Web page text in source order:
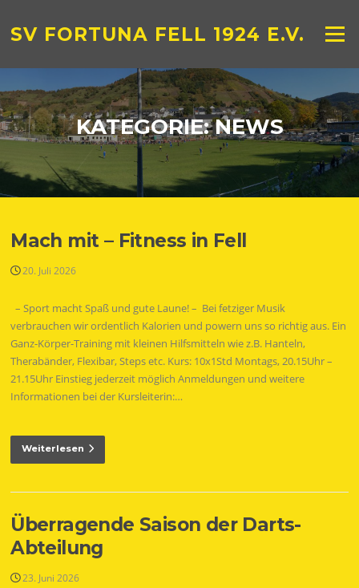
Inhalt
springen
SV FORTUNA FELL 1924 E.V. Menü
KATEGORIE:NEWS
Mach mit – Fitness in Fell
20. Juli 2026
– Sport macht Spaß und gute Laune! – Bei fetziger Musik
verbrauchen wir ordentlich Kalorien und powern uns so richtig aus. Ein
Ganz-Körper-Training mit kleinen Hilfsmitteln wie z.B. Hanteln,
Therabänder, Flexibar, Steps etc. Kurs: 10x1Std Montags, 20.15Uhr –
21.15Uhr Einstieg jederzeit möglich Anmeldungen und weitere
Informationen bei der Kursleiterin:…
Weiterlesen
Überragende Saison der Darts-
Abteilung
23. Juni 2026